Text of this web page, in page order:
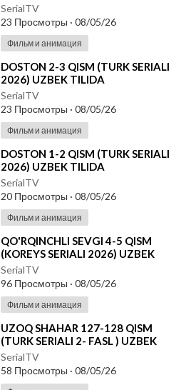
SerialTV
23 Просмотры · 08/05/26
Фильм и анимация
⁣DOSTON 2-3 QISM (TURK SERIALI
2026) UZBEK TILIDA
SerialTV
23 Просмотры · 08/05/26
Фильм и анимация
⁣DOSTON 1-2 QISM (TURK SERIALI
2026) UZBEK TILIDA
SerialTV
20 Просмотры · 08/05/26
Фильм и анимация
⁣⁣QO'RQINCHLI SEVGI 4-5 QISM
(KOREYS SERIALI 2026) UZBEK
TILIDA
SerialTV
96 Просмотры · 08/05/26
Фильм и анимация
⁣UZOQ SHAHAR 127-128 QISM
(TURK SERIALI 2- FASL ) UZBEK
TILIDA
SerialTV
58 Просмотры · 08/05/26